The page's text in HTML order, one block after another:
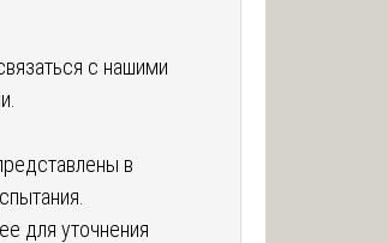
с нашими
в
для уточнения